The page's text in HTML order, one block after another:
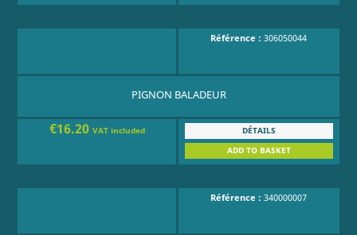
Référence :306050044
PIGNON BALADEUR
€16.20 VAT included
DÉTAILS
ADD TO BASKET
Référence :340000007